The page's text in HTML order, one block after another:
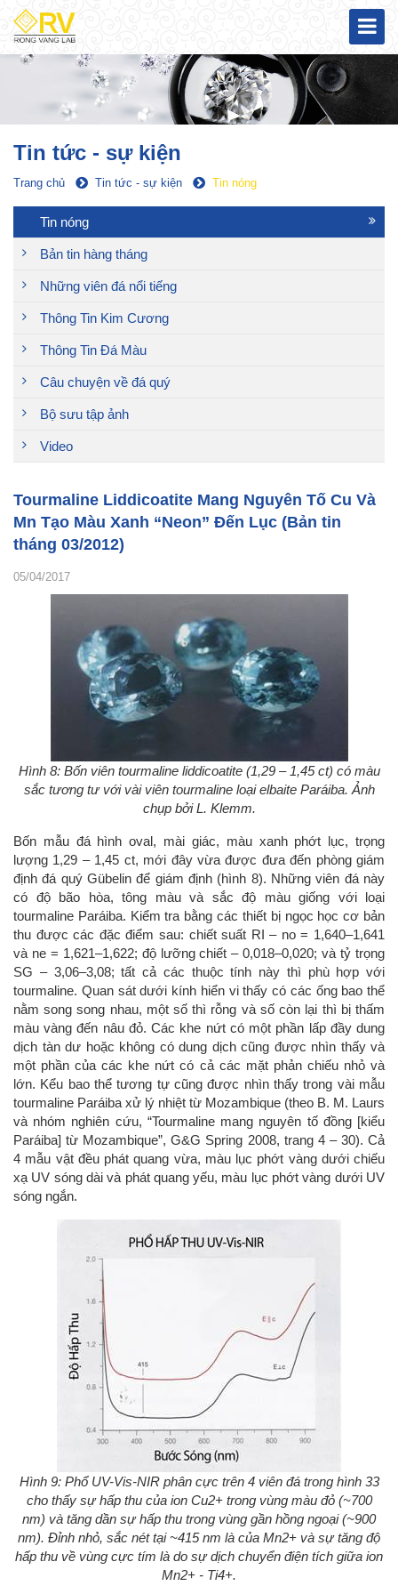
Tin tức - sự kiện
Trang chủ Tin tức - sự kiện Tin nóng
Tin nóng
Bản tin hàng tháng
Những viên đá nổi tiếng
Thông Tin Kim Cương
Thông Tin Đá Màu
Câu chuyện về đá quý
Bộ sưu tập ảnh
Video
Tourmaline Liddicoatite Mang Nguyên Tố Cu Và
Mn Tạo Màu Xanh “Neon” Đến Lục (Bản tin
tháng 03/2012)
05/04/2017
Hình 8: Bốn viên tourmaline liddicoatite (1,29 – 1,45 ct) có màu
sắc tương tư với vài viên tourmaline loại elbaite Paráiba. Ảnh
chụp bởi L. Klemm.
Bốn mẫu đá hình oval, mài giác, màu xanh phớt lục, trọng
lượng 1,29 – 1,45 ct, mới đây vừa được đưa đến phòng giám
định đá quý Gübelin để giám định (hình 8). Những viên đá này
có độ bão hòa, tông màu và sắc độ màu giống với loại
tourmaline Paráiba. Kiểm tra bằng các thiết bị ngọc học cơ bản
thu được các đặc điểm sau: chiết suất RI – no = 1,640–1,641
và ne = 1,621–1,622; độ lưỡng chiết – 0,018–0,020; và tỷ trọng
SG – 3,06–3,08; tất cả các thuộc tính này thì phù hợp với
tourmaline. Quan sát dưới kính hiển vi thấy có các ống bao thể
nằm song song nhau, một số thì rỗng và số còn lại thì bị thấm
màu vàng đến nâu đỏ. Các khe nứt có một phần lấp đầy dung
dịch tàn dư hoặc không có dung dịch cũng được nhìn thấy và
một phần của các khe nứt có cả các mặt phản chiếu nhỏ và
lớn. Kểu bao thể tương tự cũng được nhìn thấy trong vài mẫu
tourmaline Paráiba xử lý nhiệt từ Mozambique (theo B. M. Laurs
và nhóm nghiên cứu, “Tourmaline mang nguyên tố đồng [kiểu
Paráiba] từ Mozambique”, G&G Spring 2008, trang 4 – 30). Cả
4 mẫu vật đều phát quang vừa, màu lục phớt vàng dưới chiếu
xạ UV sóng dài và phát quang yếu, màu lục phớt vàng dưới UV
sóng ngắn.
Hình 9: Phổ UV-Vis-NIR phân cực trên 4 viên đá trong hình 33
cho thấy sự hấp thu của ion Cu2+ trong vùng màu đỏ (~700
nm) và tăng dần sự hấp thu trong vùng gần hồng ngoại (~900
nm). Đỉnh nhỏ, sắc nét tại ~415 nm là của Mn2+ và sự tăng độ
hấp thu về vùng cực tím là do sự dịch chuyển điện tích giữa ion
Mn2+ - Ti4+.